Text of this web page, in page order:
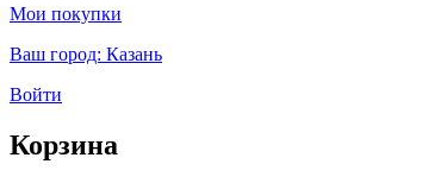
Мои покупки
Ваш город: Казань
Войти
Корзина